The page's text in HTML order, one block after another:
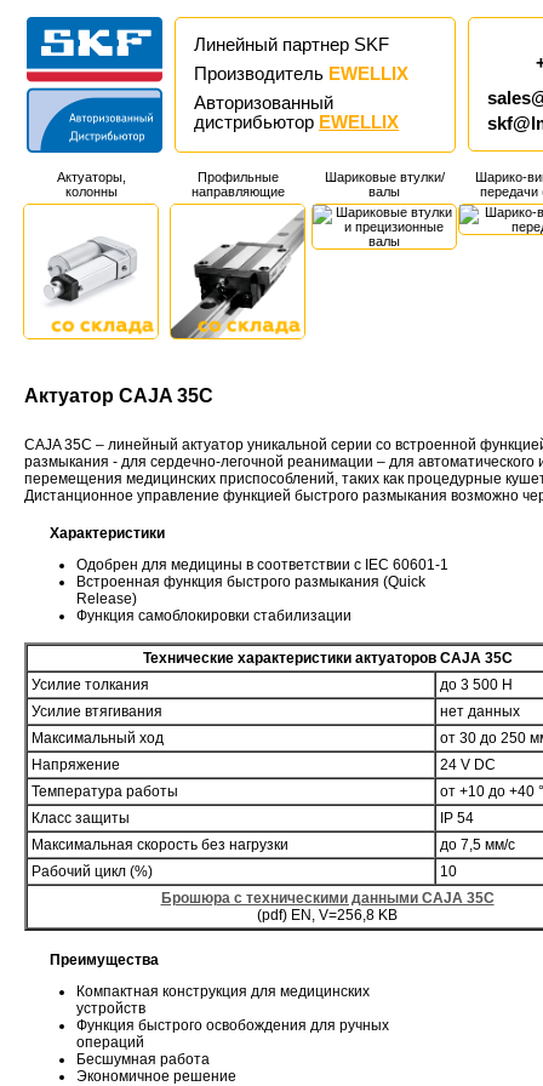
Линейный партнер SKF
Производитель EWELLIX
Авторизованный
дистрибьютор EWELLIX
Актуаторы,
колонны
Профильные
направляющие
Шариковые втулки/
валы
Шарико-
Актуатор CAJA 35C
CAJA 35C – линейный актуатор уникальной серии со встроенной
размыкания - для сердечно-легочной реанимации – для автоматического
перемещения медицинских приспособлений, таких как процедурные
Дистанционное управление функцией быстрого размыкания возможно
Характеристики
Одобрен для медицины в соответствии с IEC 60601-1
Встроенная функция быстрого размыкания (Quick
Release)
Функция самоблокировки стабилизации
Технические характеристики актуаторов CAJA 35C
Усилие толкания
до 3 500 Н
Усилие втягивания
нет данных
Максимальный ход
от 30 до 250
Напряжение
24 V DC
Температура работы
от +10 до +40
Класс защиты
IP 54
Максимальная скорость без нагрузки
до 7,5 мм/с
Рабочий цикл (%)
10
Брошюра с техническими данными CAJA 35C
(pdf) EN, V=256,8 KB
Преимущества
Компактная конструкция для медицинских
устройств
Функция быстрого освобождения для ручных
операций
Бесшумная работа
Экономичное решение